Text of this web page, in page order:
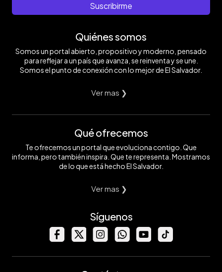
Suscribirme
Quiénes somos
Somos un portal abierto, propositivo y moderno, pensado
para reflejar a un país que avanza, se reinventa y se une.
Somos el punto de conexión con lo mejor de El Salvador.
Ver mas ❯
Qué ofrecemos
Te ofrecemos un portal que evoluciona contigo. Que
informa, pero también inspira. Que te representa. Mostramos
de lo que está hecho El Salvador.
Ver mas ❯
Síguenos